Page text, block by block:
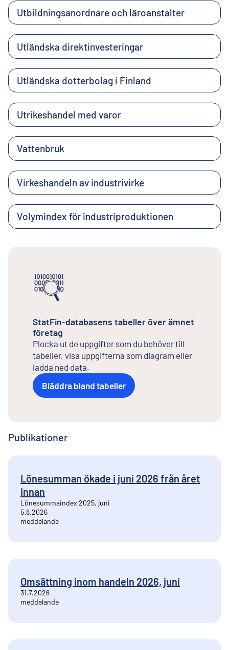
Utbildningsanordnare och läroanstalter
Utländska direktinvesteringar
Utländska dotterbolag i Finland
Utrikeshandel med varor
Vattenbruk
Virkeshandeln av industrivirke
Volymindex för industriproduktionen
StatFin-databasens tabeller över ämnet
företag
Plocka ut de uppgifter som du behöver till
tabeller, visa uppgifterna som diagram eller
ladda ned data.
Bläddra bland tabeller
Publikationer
Lönesumman ökade i juni 2026 från året
innan
Lönesummaindex 2025, juni
5.8.2026
meddelande
Omsättning inom handeln 2026, juni
31.7.2026
meddelande